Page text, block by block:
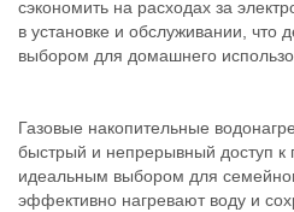
сэкономить на расходах за
в установке и обслуживании, что
выбором для домашнего
Газовые накопительные
быстрый и непрерывный доступ к
идеальным выбором для
эффективно нагревают воду и